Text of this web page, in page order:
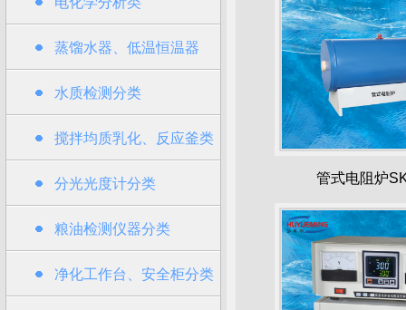
蒸馏水器、低温恒温器
水质检测分类
搅拌均质乳化、反应釜类
分光光度计分类
粮油检测仪器分类
净化工作台、安全柜分类
管式电阻炉